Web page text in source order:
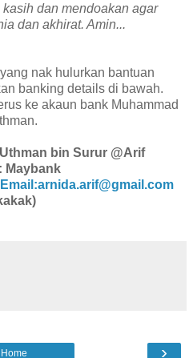
dan mendoakan agar
dan akhirat. Amin...
nak hulurkan bantuan
banking details di bawah.
ke akaun bank Muhammad
bin Surur @Arif
Maybank
Email:arnida.arif@gmail.com
›
Home